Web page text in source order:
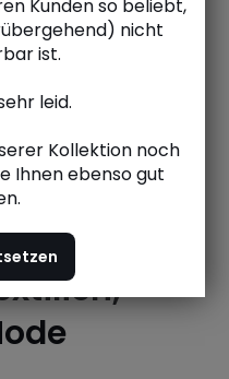
Kunden so beliebt,
nicht
ist.
leid.
Kollektion noch
Ihnen ebenso gut